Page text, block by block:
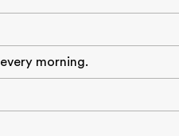
every morning.